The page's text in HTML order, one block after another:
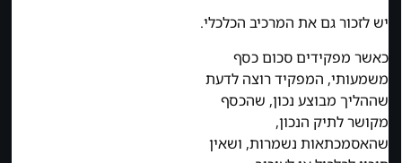
יש לזכור גם את המרכיב הכלכלי.
כאשר מפקידים סכום כסף
משמעותי, המפקיד רוצה לדעת
שההליך מבוצע נכון, שהכסף
מקושר לתיק הנכון,
שהאסמכתאות נשמרות, ושאין